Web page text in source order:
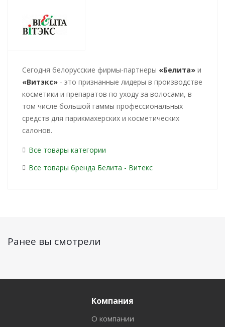
Cегодня белорусские фирмы-партнеры «Белита» и
«Витэкс» - это признанные лидеры в производстве
косметики и препаратов по уходу за волосами, в
том числе большой гаммы профессиональных
средств для парикмахерских и косметических
салонов.
Все товары категории
Все товары бренда Белита - Витекс
Ранее вы смотрели
Компания
О компании